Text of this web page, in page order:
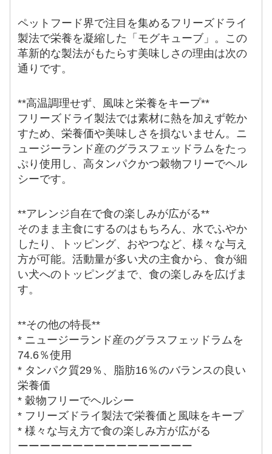
ペットフード界で注目を集めるフリーズドライ
製法で栄養を凝縮した「モグキューブ」。この
革新的な製法がもたらす美味しさの理由は次の
通りです。
**高温調理せず、風味と栄養をキープ**
フリーズドライ製法では素材に熱を加えず乾か
すため、栄養価や美味しさを損ないません。ニ
ュージーランド産のグラスフェッドラムをたっ
ぷり使用し、高タンパクかつ穀物フリーでヘル
シーです。
**アレンジ自在で食の楽しみが広がる**
そのまま主食にするのはもちろん、水でふやか
したり、トッピング、おやつなど、様々な与え
方が可能。活動量が多い犬の主食から、食が細
い犬へのトッピングまで、食の楽しみを広げま
す。
**その他の特長**
* ニュージーランド産のグラスフェッドラムを
74.6％使用
* タンパク質29％、脂肪16％のバランスの良い
栄養価
* 穀物フリーでヘルシー
* フリーズドライ製法で栄養価と風味をキープ
* 様々な与え方で食の楽しみ方が広がる
ーーーーーーーーーーーーーーーー